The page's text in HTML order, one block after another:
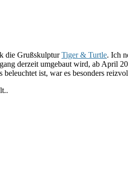
die GrußskulpturTiger & Turtle. Ich
derzeit umgebaut wird, ab April
ist, war es besonders